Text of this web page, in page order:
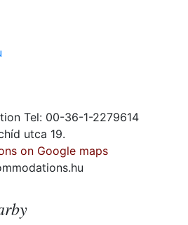
Tel: 00-36-1-2279614
utca 19.
on Google maps